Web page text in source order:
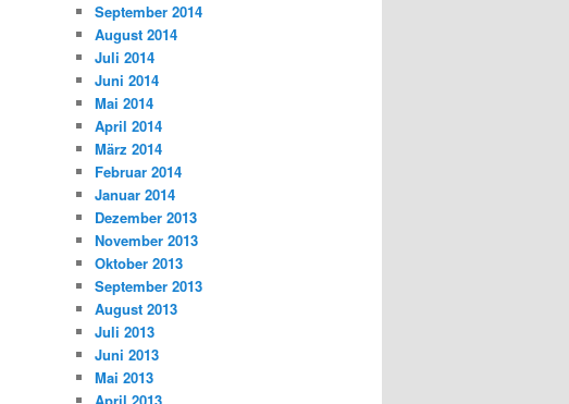
September 2014
August 2014
Juli 2014
Juni 2014
Mai 2014
April 2014
März 2014
Februar 2014
Januar 2014
Dezember 2013
November 2013
Oktober 2013
September 2013
August 2013
Juli 2013
Juni 2013
Mai 2013